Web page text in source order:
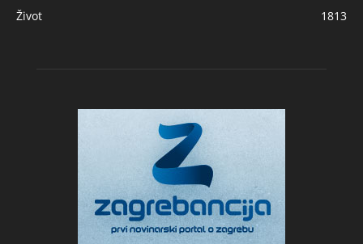
Život
1813